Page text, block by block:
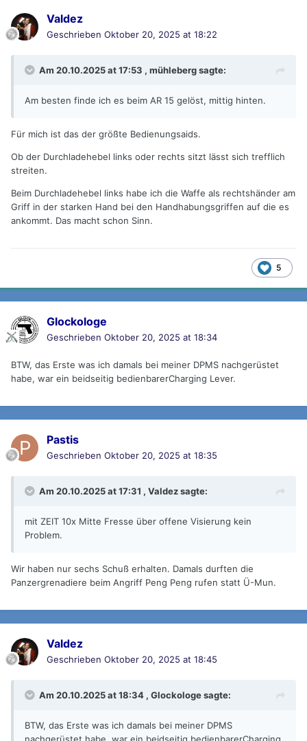
Valdez
Geschrieben Oktober 20, 2025 at 18:22
Am 20.10.2025 at 17:53 , mühlebergsagte:
Am besten finde ich es beim AR 15 gelöst, mittig hinten.
Für mich ist das der größte Bedienungsaids.
Ob der Durchladehebel links oder rechts sitzt lässt sich trefflich
streiten.
Beim Durchladehebel links habe ich die Waffe als rechtshänder am
Griff in der starken Hand bei den Handhabungsgriffen auf die es
ankommt. Das macht schon Sinn.
5
Glockologe
Geschrieben Oktober 20, 2025 at 18:34
BTW, das Erste was ich damals bei meiner DPMS nachgerüstet
habe, war ein beidseitig bedienbarerCharging Lever.
Pastis
Geschrieben Oktober 20, 2025 at 18:35
Am 20.10.2025 at 17:31 , Valdezsagte:
mit ZEIT 10x Mitte Fresse über offene Visierung kein
Problem.
Wir haben nur sechs Schuß erhalten. Damals durften die
Panzergrenadiere beim Angriff Peng Peng rufen statt Ü-Mun.
Valdez
Geschrieben Oktober 20, 2025 at 18:45
Am 20.10.2025 at 18:34 , Glockologesagte:
BTW, das Erste was ich damals bei meiner DPMS
nachgerüstet habe, war ein beidseitig bedienbarerCharging